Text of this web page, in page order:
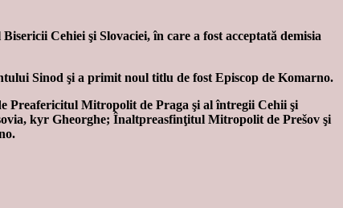
Cehiei şi Slovaciei, în care a fost acceptată demisia
Sinod şi a primit noul titlu de fost Episcop de Komarno.
Preafericitul Mitropolit de Praga şi al întregii Cehii şi
kyr Gheorghe; Înaltpreasfinţitul Mitropolit de Prešov şi